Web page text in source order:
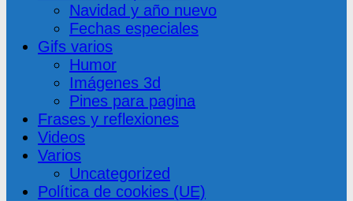
Navidad y año nuevo
Fechas especiales
Gifs varios
Humor
Imágenes 3d
Pines para pagina
Frases y reflexiones
Videos
Varios
Uncategorized
Política de cookies (UE)